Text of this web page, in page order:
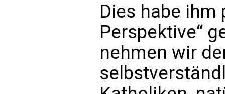
Dies habe ihm
Perspektive“
nehmen wir